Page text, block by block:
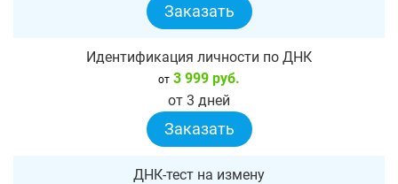
Заказать
Идентификация личности по ДНК
от 3 999 руб.
от 3 дней
Заказать
ДНК-тест на измену